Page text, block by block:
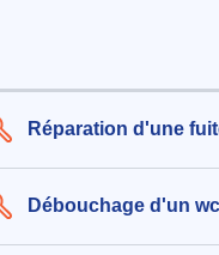
Réparation d'une
Débouchage d'un wc